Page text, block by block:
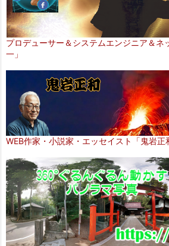
プロデューサー＆システムエンジニア＆ネ
一」
WEB作家・小説家・エッセイスト「鬼岩正